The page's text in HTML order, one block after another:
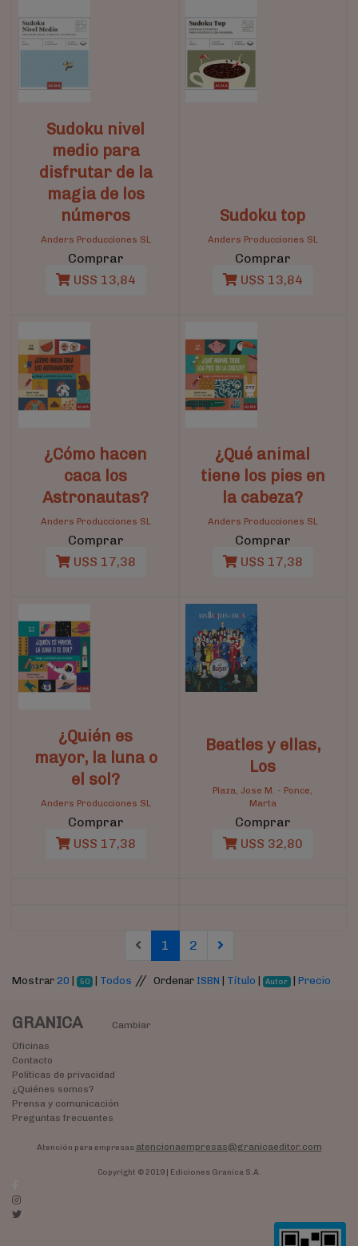
Sudoku nivel
medio para
disfrutar de la
magia de los
números
Anders Producciones SL
Comprar
U$S 13,84
Sudoku top
Anders Producciones SL
Comprar
U$S 13,84
¿Cómo hacen
caca los
Astronautas?
Anders Producciones SL
Comprar
U$S 17,38
¿Qué animal
tiene los pies en
la cabeza?
Anders Producciones SL
Comprar
U$S 17,38
¿Quién es
mayor, la luna o
el sol?
Anders Producciones SL
Comprar
U$S 17,38
Beatles y ellas,
Los
Plaza, Jose M. - Ponce,
Marta
Comprar
U$S 32,80
1 (current)
2(current)
Mostrar 20 50 | Todos // Ordenar ISBN Título Autor |Precio
GRANICA
Cambiar
Oficinas
Contacto
Políticas de privacidad
¿Quiénes somos?
Prensa y comunicación
Preguntas frecuentes
Atención para empresas atencionaempresas@granicaeditor.com
Copyright © 2019 | Ediciones Granica S.A.